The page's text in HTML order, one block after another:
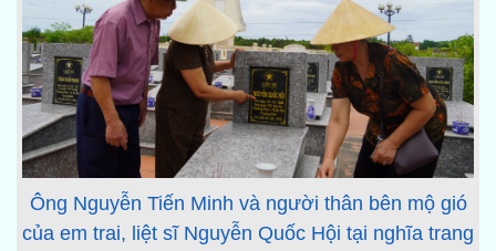
Ông Nguyễn Tiến Minh và người thân bên mộ gió
của em trai, liệt sĩ Nguyễn Quốc Hội tại nghĩa trang